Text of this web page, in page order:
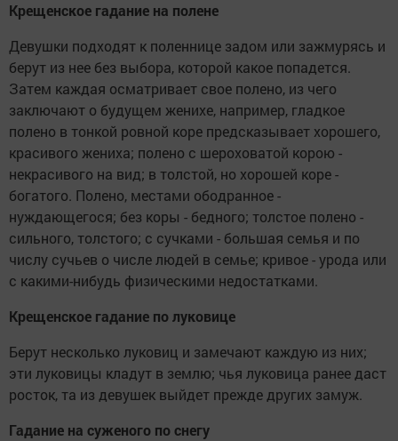
Крещенское гадание на полене
Девушки подходят к поленнице задом или зажмурясь и
берут из нее без выбора, которой какое попадется.
Затем каждая осматривает свое полено, из чего
заключают о будущем женихе, например, гладкое
полено в тонкой ровной коре предсказывает хорошего,
красивого жениха; полено с шероховатой корою -
некрасивого на вид; в толстой, но хорошей коре -
богатого. Полено, местами ободранное -
нуждающегося; без коры - бедного; толстое полено -
сильного, толстого; с сучками - большая семья и по
числу сучьев о числе людей в семье; кривое - урода или
с какими-нибудь физическими недостатками.
Крещенское гадание по луковице
Берут несколько луковиц и замечают каждую из них;
эти луковицы кладут в землю; чья луковица ранее даст
росток, та из девушек выйдет прежде других замуж.
Гадание на суженого по снегу